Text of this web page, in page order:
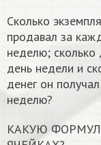
Сколько
продавал за
неделю; сколько
день недели и
денег он
неделю?
КАКУЮ